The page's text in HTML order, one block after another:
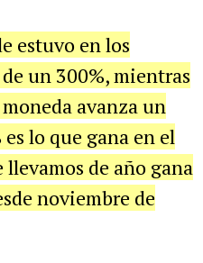
estuvo en los
un 300%, mientras
avanza un
lo que gana en el
de año gana
noviembre de